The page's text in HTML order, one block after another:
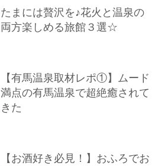
たまには贅沢を♪花火と温泉の
両方楽しめる旅館３選☆
【有馬温泉取材レポ①】ムード
満点の有馬温泉で超絶癒されて
きた
【お酒好き必見！】おふろでお